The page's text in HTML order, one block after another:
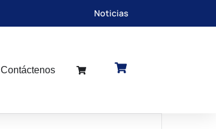
Noticias
Contáctenos